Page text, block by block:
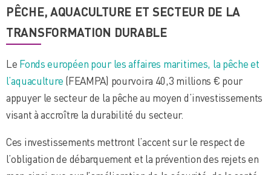
PÊCHE, AQUACULTURE ET SECTEUR DE LA
TRANSFORMATION DURABLE
Le Fonds européen pour les affaires maritimes, la pêche et
l’aquaculture (FEAMPA) pourvoira 40,3 millions € pour
appuyer le secteur de la pêche au moyen d’investissements
visant à accroître la durabilité du secteur.
Ces investissements mettront l’accent sur le respect de
l’obligation de débarquement et la prévention des rejets en